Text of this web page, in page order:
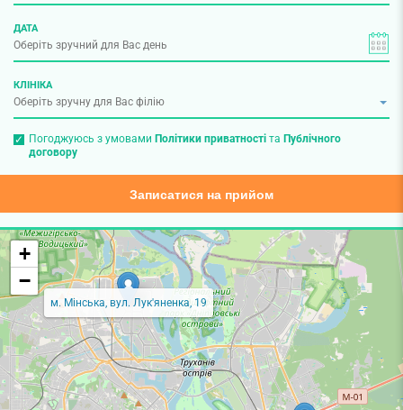
ДАТА
КЛІНІКА
Погоджуюсь з умовами Політики приватностіта Публічного
договору
Записатися на прийом
м. Мінська, вул. Лук'яненка, 19
+
−